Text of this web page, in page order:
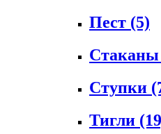
Пест (5)
Стаканы
Ступки
Тигли